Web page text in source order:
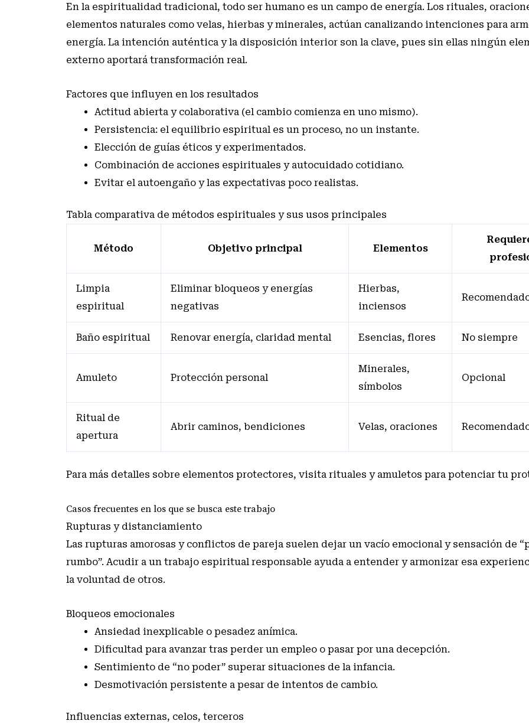
En la espiritualidad tradicional, todo ser humano es un campo de energía. Los rituales,
elementos naturales como velas, hierbas y minerales, actúan canalizando intenciones para
energía. La intención auténtica y la disposición interior son la clave, pues sin ellas ningún
externo aportará transformación real.
Factores que influyen en los resultados
Actitud abierta y colaborativa (el cambio comienza en uno mismo).
Persistencia: el equilibrio espiritual es un proceso, no un instante.
Elección de guías éticos y experimentados.
Combinación de acciones espirituales y autocuidado cotidiano.
Evitar el autoengaño y las expectativas poco realistas.
Tabla comparativa de métodos espirituales y sus usos principales
Método Objetivo principal Elementos
Limpia
espiritual
Eliminar bloqueos y energías
negativas
Hierbas,
inciensos
Baño espiritual Renovar energía, claridad mental Esencias, flores No siempre
Amuleto Protección personal
Minerales,
símbolos
Opcional
Ritual de
apertura
Abrir caminos, bendiciones Velas, oraciones
Para más detalles sobre elementos protectores, visita rituales y amuletos para potenciar tu
Casos frecuentes en los que se busca este trabajo
Rupturas y distanciamiento
Las rupturas amorosas y conflictos de pareja suelen dejar un vacío emocional y sensación de
rumbo”. Acudir a un trabajo espiritual responsable ayuda a entender y armonizar esa
la voluntad de otros.
Bloqueos emocionales
Ansiedad inexplicable o pesadez anímica.
Dificultad para avanzar tras perder un empleo o pasar por una decepción.
Sentimiento de “no poder” superar situaciones de la infancia.
Desmotivación persistente a pesar de intentos de cambio.
Influencias externas, celos, terceros